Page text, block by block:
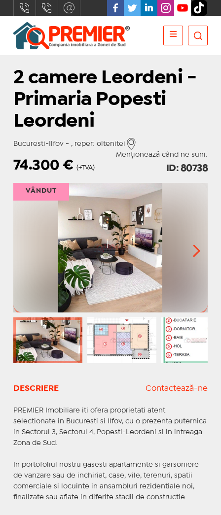
2 camere Leordeni -
Primaria Popesti
Leordeni
Bucuresti-Ilfov - , reper: oltenitei
Menționează când ne suni:
74.300€ (+TVA) ID: 80738
VÂNDUT
DESCRIERE Contactează-ne
PREMIER Imobiliare iti ofera proprietati atent
selectionate in Bucuresti si Ilfov, cu o prezenta puternica
in Sectorul 3, Sectorul 4, Popesti-Leordeni si in intreaga
Zona de Sud.
In portofoliul nostru gasesti apartamente si garsoniere
de vanzare sau de inchiriat, case, vile, terenuri, spatii
comerciale si locuinte in ansambluri rezidentiale noi,
finalizate sau aflate in diferite stadii de constructie.